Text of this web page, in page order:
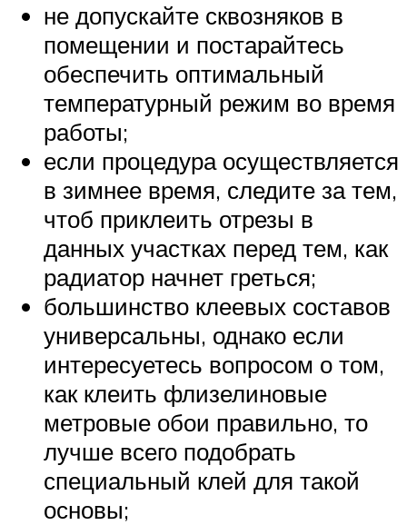
не допускайте сквозняков в
помещении и постарайтесь
обеспечить оптимальный
температурный режим во время
работы;
если процедура осуществляется
в зимнее время, следите за тем,
чтоб приклеить отрезы в
данных участках перед тем, как
радиатор начнет греться;
большинство клеевых составов
универсальны, однако если
интересуетесь вопросом о том,
как клеить флизелиновые
метровые обои правильно, то
лучше всего подобрать
специальный клей для такой
основы;